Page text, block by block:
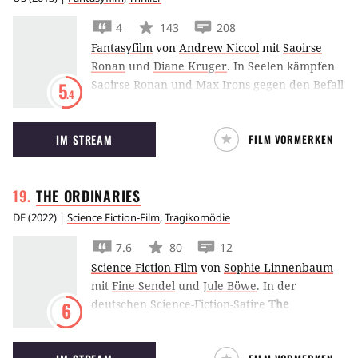
"Sex" ist ihr noch kein Begriff.
5.4
4 143
208
Fantasyfilm von Andrew Niccol mit Saoirse
Ronan und Diane Kruger. In Seelen kämpfen
Saoirse Ronan und Max Irons gegen den Befall
Menschen als Wirte benutzen und deren
Erinnerungen komplett auslöschen.
IM STREAM FILM VORMERKEN
THE ORDINARIES
DE(2022) | Science Fiction-Film,Tragikomödie
6
7.6 80
12
Science Fiction-Film von Sophie Linnenbaum
mit Fine Sendel und Jule Böwe. In der
deutschen Science-Fiction-Satire The
nichts mehr, als von einer Nebenfigur zur